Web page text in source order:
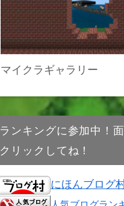
マイクラギャラリー
ランキングに参加中！
クリックしてね！
にほんブログ